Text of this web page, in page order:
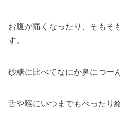
お腹が痛くなったり、そもそ
す。
砂糖に比べてなにか鼻につー
舌や喉にいつまでもべったり